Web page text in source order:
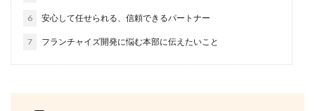
6 安心して任せられる、信頼できるパートナー
7 フランチャイズ開発に悩む本部に伝えたいこと